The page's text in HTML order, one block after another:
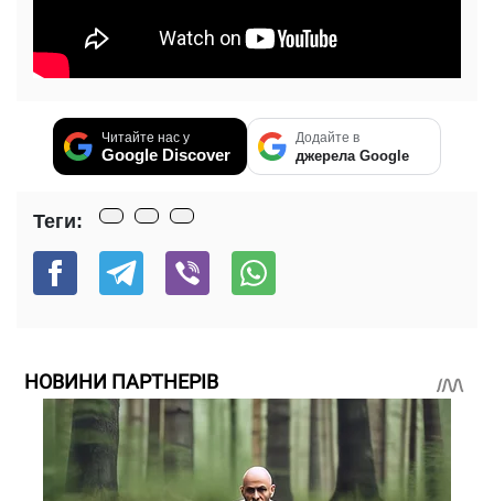
Читайте нас у
Google Discover
Додайте в
джерела Google
Теги:
НОВИНИ ПАРТНЕРІВ